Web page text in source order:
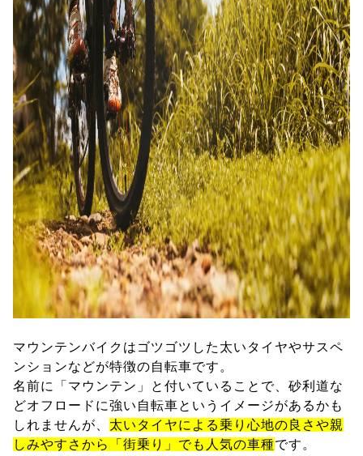
マウンテンバイクはゴツゴツした太いタイヤやサスペ
ンションなどが特徴の自転車です。
名前に「マウンテン」と付いていることで、砂利道な
どオフロードに強い自転車というイメージがあるかも
しれませんが、 太いタイヤによる乗り心地の良さや親
しみやすさから「街乗り」でも人気の車種です。